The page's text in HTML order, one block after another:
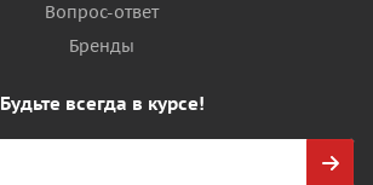
Вопрос-ответ
Бренды
Будьте всегда в курсе!